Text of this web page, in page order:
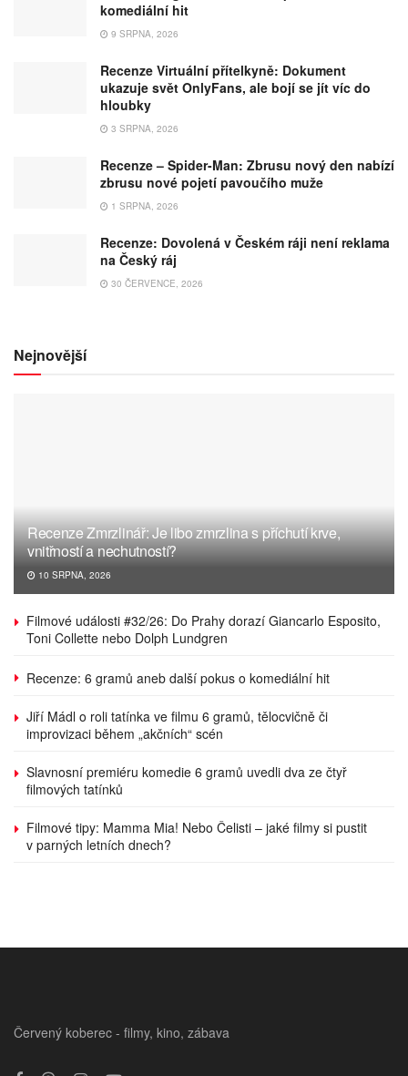
komediální hit
9 SRPNA, 2026
Recenze Virtuální přítelkyně: Dokument
ukazuje svět OnlyFans, ale bojí se jít víc do
hloubky
3 SRPNA, 2026
Recenze – Spider-Man: Zbrusu nový den nabízí
zbrusu nové pojetí pavoučího muže
1 SRPNA, 2026
Recenze: Dovolená v Českém ráji není reklama
na Český ráj
30 ČERVENCE, 2026
Nejnovější
Recenze Zmrzlinář: Je libo zmrzlina s příchutí krve,
vnitřností a nechutností?
10 SRPNA, 2026
Filmové události #32/26: Do Prahy dorazí Giancarlo Esposito,
Toni Collette nebo Dolph Lundgren
Recenze: 6 gramů aneb další pokus o komediální hit
Jiří Mádl o roli tatínka ve filmu 6 gramů, tělocvičně či
improvizaci během „akčních“ scén
Slavnosní premiéru komedie 6 gramů uvedli dva ze čtyř
filmových tatínků
Filmové tipy: Mamma Mia! Nebo Čelisti – jaké filmy si pustit
v parných letních dnech?
Červený koberec - filmy, kino, zábava